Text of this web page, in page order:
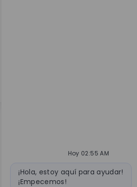
Hoy 02:55 AM
Mensaje de bot
¡Hola, estoy aquí para ayudar!
¡Empecemos!